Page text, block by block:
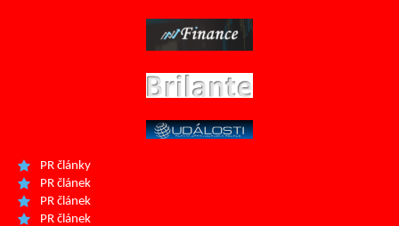
PR články
PR článek
PR článek
PR článek